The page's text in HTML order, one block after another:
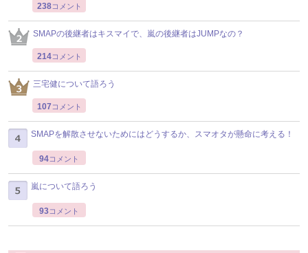
238コメント
SMAPの後継者はキスマイで、嵐の後継者はJUMPなの？
214コメント
三宅健について語ろう
107 コメント
SMAPを解散させないためにはどうするか、スマオタが懸命に考える！
94コメント
嵐について語ろう
93コメント